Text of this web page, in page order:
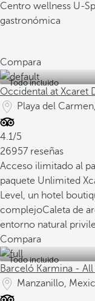
Centro wellness U-
gastronómica
Compara
Todo incluido
Occidental at Xcaret
Playa del
4.1/5
26957 reseñas
Acceso ilimitado al
paquete Unlimited
Level, un hotel
complejoCaleta de
entorno natural
Compara
Todo incluido
Barceló Karmina -
Manzanillo,